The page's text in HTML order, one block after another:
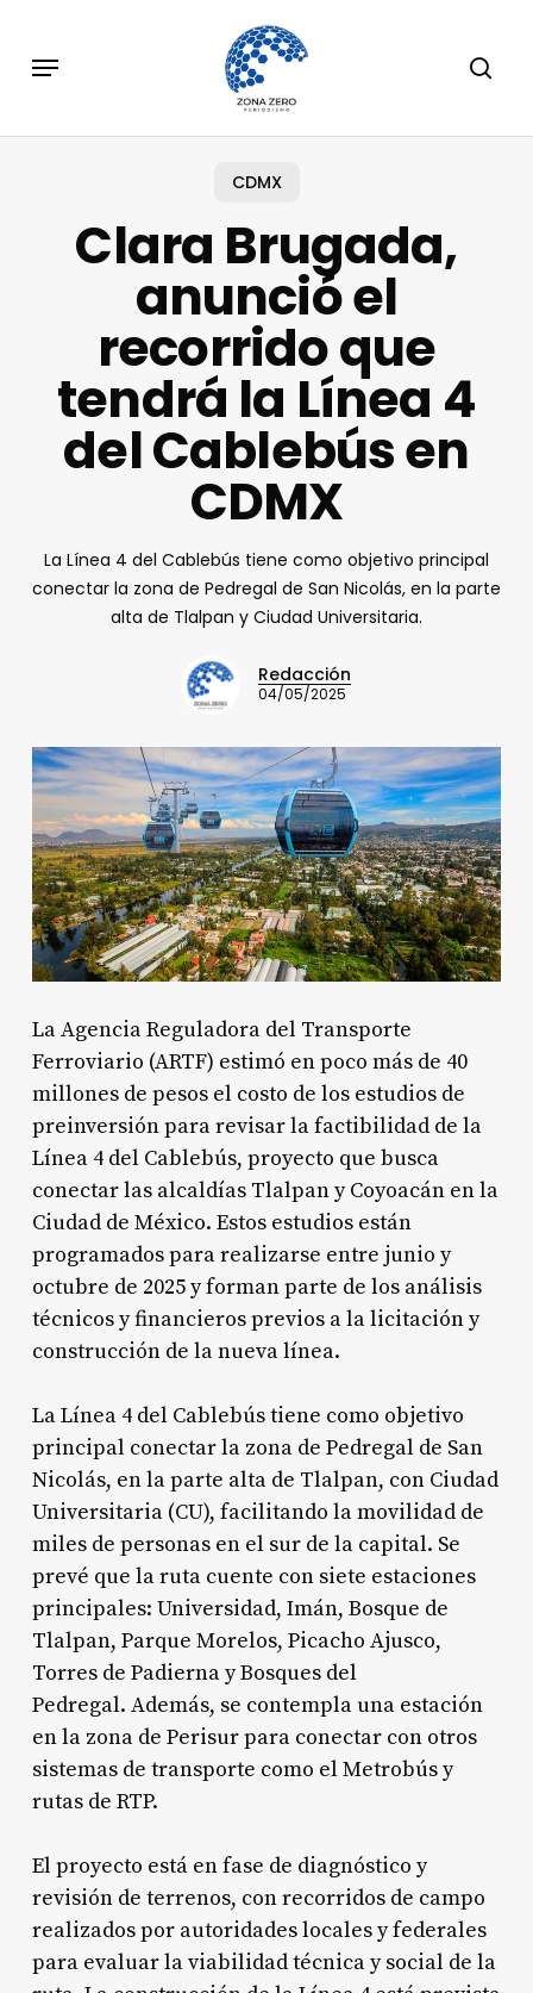
main
Menu
CDMX
Clara Brugada,
anunció el
recorrido que
tendrá la Línea 4
del Cablebús en
CDMX
La Línea 4 del Cablebús tiene como objetivo principal
conectar la zona de Pedregal de San Nicolás, en la parte
alta de Tlalpan y Ciudad Universitaria.
Redacción
04/05/2025
La Agencia Reguladora del Transporte
Ferroviario (ARTF) estimó en poco más de 40
millones de pesos el costo de los estudios de
preinversión para revisar la factibilidad de la
Línea 4 del Cablebús, proyecto que busca
conectar las alcaldías Tlalpan y Coyoacán en la
Ciudad de México. Estos estudios están
programados para realizarse entre junio y
octubre de 2025 y forman parte de los análisis
técnicos y financieros previos a la licitación y
construcción de la nueva línea.
La Línea 4 del Cablebús tiene como objetivo
principal conectar la zona de Pedregal de San
Nicolás, en la parte alta de Tlalpan, con Ciudad
Universitaria (CU), facilitando la movilidad de
miles de personas en el sur de la capital. Se
prevé que la ruta cuente con siete estaciones
principales: Universidad, Imán, Bosque de
Tlalpan, Parque Morelos, Picacho Ajusco,
Torres de Padierna y Bosques del
Pedregal. Además, se contempla una estación
en la zona de Perisur para conectar con otros
sistemas de transporte como el Metrobús y
rutas de RTP.
El proyecto está en fase de diagnóstico y
revisión de terrenos, con recorridos de campo
realizados por autoridades locales y federales
para evaluar la viabilidad técnica y social de la